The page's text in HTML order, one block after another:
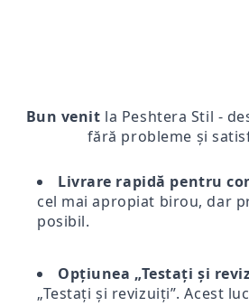
Bun venit la Peshtera Stil -
fără probleme și
Livrare rapidă pentru
cel mai apropiat birou, dar
posibil.
Opțiunea „Testați și
„Testați și revizuiți”. Acest